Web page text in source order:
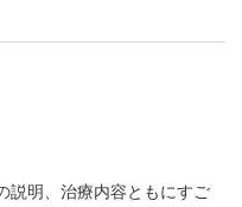
説明、治療内容ともにすご